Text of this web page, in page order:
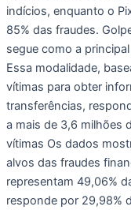
indícios, enquanto o
85% das fraudes.
segue como a
Essa modalidade,
vítimas para obter
transferências,
a mais de 3,6 milhões
vítimas Os dados
alvos das fraudes
representam 49,06%
responde por 29,98%